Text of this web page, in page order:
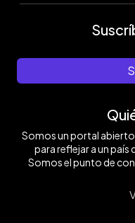
Somos un portal
para reflejar a un país
Somos el punto de